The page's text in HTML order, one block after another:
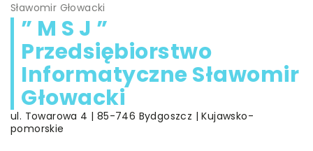
Sławomir Głowacki
” M S J ”
Przedsiębiorstwo
Informatyczne Sławomir
Głowacki
ul. Towarowa 4 | 85-746 Bydgoszcz | Kujawsko-
pomorskie